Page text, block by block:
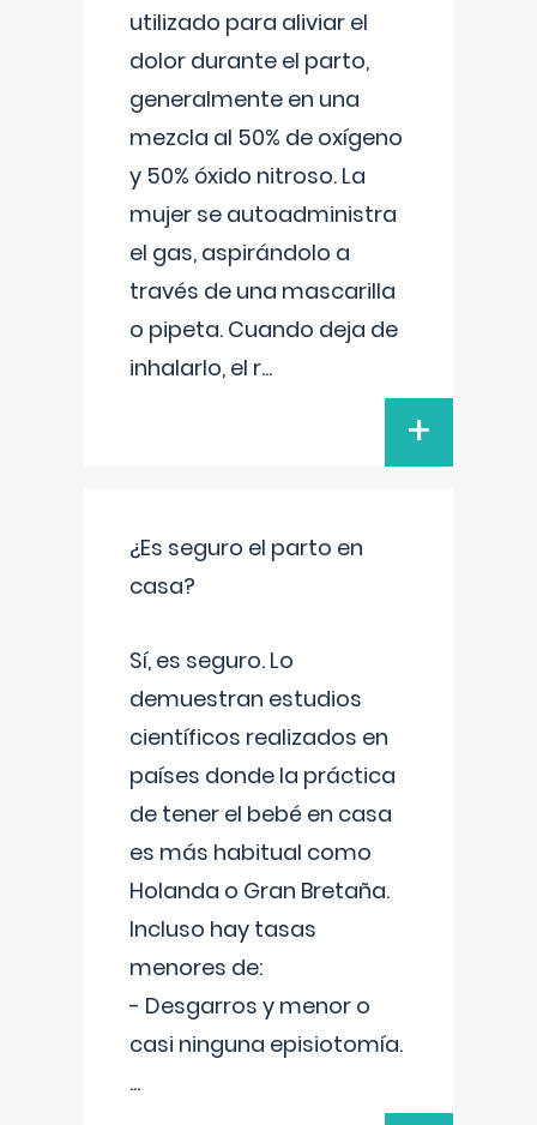
utilizado para aliviar el
dolor durante el parto,
generalmente en una
mezcla al 50% de oxígeno
y 50% óxido nitroso. La
mujer se autoadministra
el gas, aspirándolo a
través de una mascarilla
o pipeta. Cuando deja de
inhalarlo, el r...
+
¿Es seguro el parto en
casa?
Sí, es seguro. Lo
demuestran estudios
científicos realizados en
países donde la práctica
de tener el bebé en casa
es más habitual como
Holanda o Gran Bretaña.
Incluso hay tasas
menores de:
- Desgarros y menor o
casi ninguna episiotomía.
...